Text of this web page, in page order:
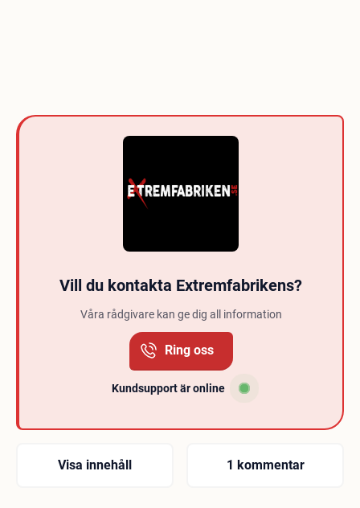
Vill du kontakta Extremfabrikens?
Våra rådgivare kan ge dig all information
Ring oss
Kundsupport är online
Visa innehåll 1 kommentar